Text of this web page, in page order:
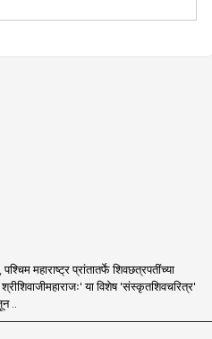
महाराष्ट्र प्रांतातर्फे शिवछत्रपतींच्या
या विशेष 'संस्कृतशिवचरित्र'
..